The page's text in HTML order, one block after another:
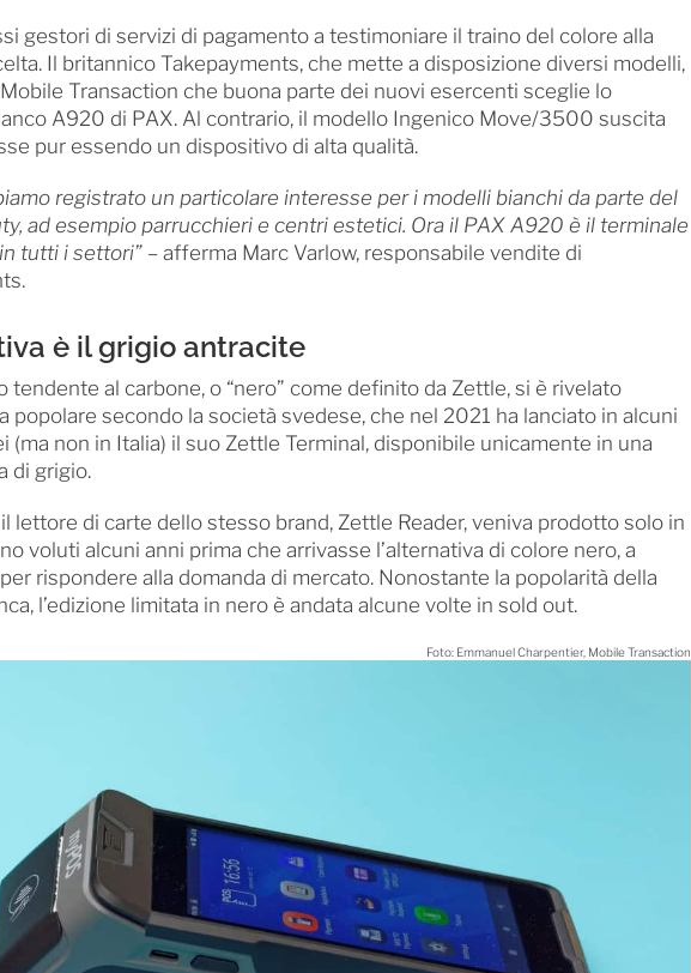
gestori di servizi di pagamento a testimoniare il traino del colore alla
Il britannico Takepayments, che mette a disposizione diversi modelli,
Transaction che buona parte dei nuovi esercenti sceglie lo
A920 di PAX. Al contrario, il modello Ingenico Move/3500 suscita
pur essendo un dispositivo di alta qualità.
registrato un particolare interesse per i modelli bianchi da parte del
ad esempio parrucchieri e centri estetici. Ora il PAX A920 è il terminale
tutti i settori”– afferma Marc Varlow, responsabile vendite di
è il grigio antracite
tendente al carbone, o “nero” come definito da Zettle, si è rivelato
popolare secondo la società svedese, che nel 2021 ha lanciato in alcuni
(ma non in Italia) il suo Zettle Terminal, disponibile unicamente in una
di grigio.
lettore di carte dello stesso brand, Zettle Reader, veniva prodotto solo in
voluti alcuni anni prima che arrivasse l’alternativa di colore nero, a
rispondere alla domanda di mercato. Nonostante la popolarità della
l’edizione limitata in nero è andata alcune volte in sold out.
Foto: Emmanuel Charpentier, Mobile Transaction